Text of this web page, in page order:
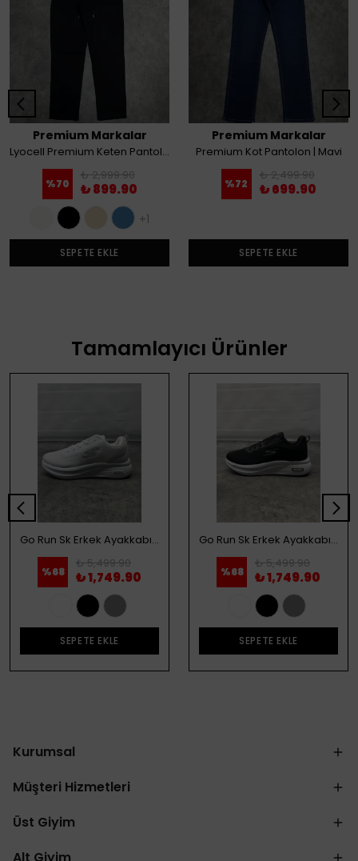
Premium Markalar
Lyocell Premium Keten Pantolon
%70
₺ 2,999.90
₺ 899.90
+1
SEPETE EKLE
Premium Markalar
Premium Kot Pantolon | Mavi
%72
₺ 2,499.90
₺ 699.90
SEPETE EKLE
Tamamlayıcı Ürünler
Go Run Sk Erkek Ayakkabı - Beyaz
%68
₺ 5,499.90
₺ 1,749.90
SEPETE EKLE
Go Run Sk Erkek Ayakkabı - Siyah
%68
₺ 5,499.90
₺ 1,749.90
SEPETE EKLE
Kurumsal
Müşteri Hizmetleri
Üst Giyim
Alt Giyim